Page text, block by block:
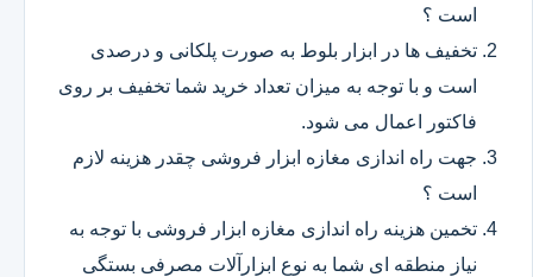
است ؟
تخفیف ها در ابزار بلوط به صورت پلکانی و درصدی
است و با توجه به میزان تعداد خرید شما تخفیف بر روی
فاکتور اعمال می شود.
جهت راه اندازی مغازه ابزار فروشی چقدر هزینه لازم
است ؟
تخمین هزینه راه اندازی مغازه ابزار فروشی با توجه به
نیاز منطقه ای شما به نوع ابزارآلات مصرفی بستگی